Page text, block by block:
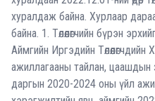
хуралдаж байна. Хурлаар
байна. 1. Төлөөлөгчийн бүрэн
Аймгийн Иргэдийн
ажиллагааны тайлан, цаашдын
даргын 2020-2024 оны үйл